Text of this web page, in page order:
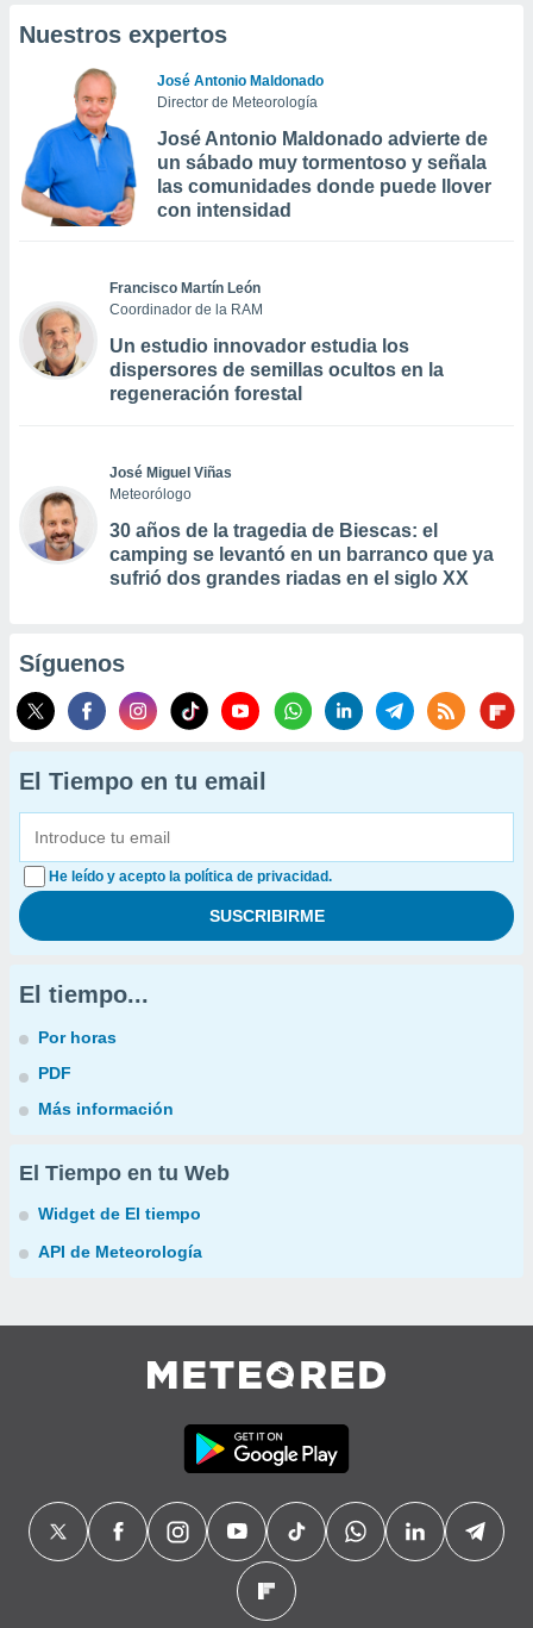
Nuestros expertos
José Antonio Maldonado
Director de Meteorología
José Antonio Maldonado advierte de
un sábado muy tormentoso y señala
las comunidades donde puede llover
con intensidad
Francisco Martín León
Coordinador de la RAM
Un estudio innovador estudia los
dispersores de semillas ocultos en la
regeneración forestal
José Miguel Viñas
Meteorólogo
30 años de la tragedia de Biescas: el
camping se levantó en un barranco que ya
sufrió dos grandes riadas en el siglo XX
Síguenos
El Tiempo en tu email
He leído y acepto la política de privacidad.
El tiempo...
Por horas
PDF
Más información
El Tiempo en tu Web
Widget de El tiempo
API de Meteorología